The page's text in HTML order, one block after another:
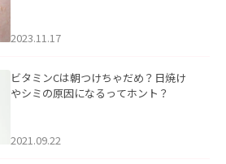
2023.11.17
ビタミンCは朝つけちゃだめ？日焼け
やシミの原因になるってホント？
2021.09.22